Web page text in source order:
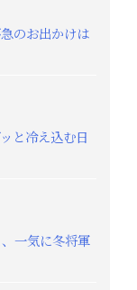
のお出かけは
と冷え込む日
一気に冬将軍